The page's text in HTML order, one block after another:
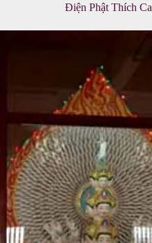
Điện Phật Thích Ca